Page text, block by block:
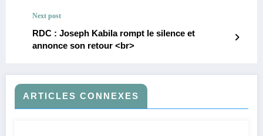
Next post
RDC : Joseph Kabila rompt le silence et
annonce son retour <br>
ARTICLES CONNEXES